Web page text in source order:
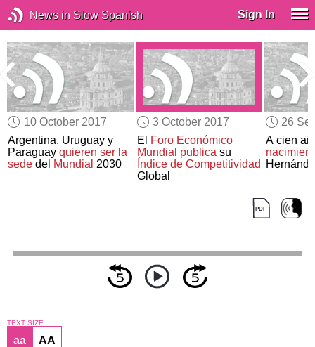
News in Slow Spanish Sign In
10 October 2017
Argentina, Uruguay y
Paraguayquieren ser la
sede del Mundial 2030
3 October 2017
El
Foro Económico
Mundial publicasu
Índice de Competitividad
Global
26
A cien
TEXT SIZE
aa AA